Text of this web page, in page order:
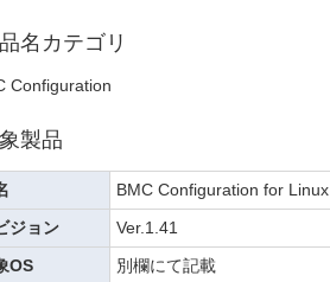
名カテゴリ
Configuration
製品
BMC Configuration for Linux
ジョン
Ver.1.41
OS
別欄にて記載